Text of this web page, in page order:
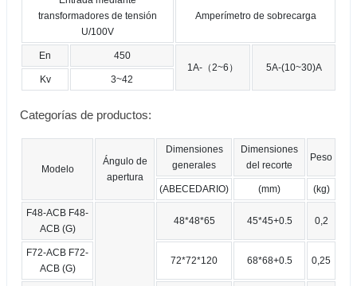
transformadores de tensión
U/100V
Amperímetro de sobrecarga
En
450
1A-（2~6）
5A-(10~30)A
Kv
3~42
Categorías de productos:
Modelo
Ángulo de
apertura
Dimensiones
generales
Dimensiones
del recorte
Peso
(ABECEDARIO) (mm) (kg)
F48-ACB F48-
ACB (G)
48*48*65 45*45+0.5 0,2
F72-ACB F72-
ACB (G)
72*72*120 68*68+0.5 0,25